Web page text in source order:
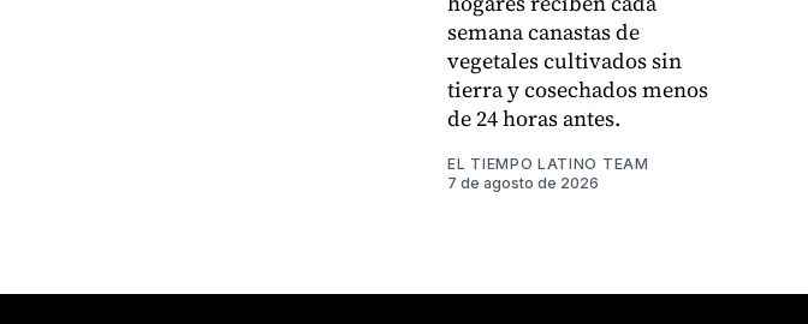
semana canastas de
vegetales cultivados sin
tierra y cosechados menos
de 24 horas antes.
EL TIEMPO LATINO TEAM
7 de agosto de 2026